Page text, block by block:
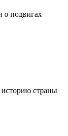
о подвигах
историю страны